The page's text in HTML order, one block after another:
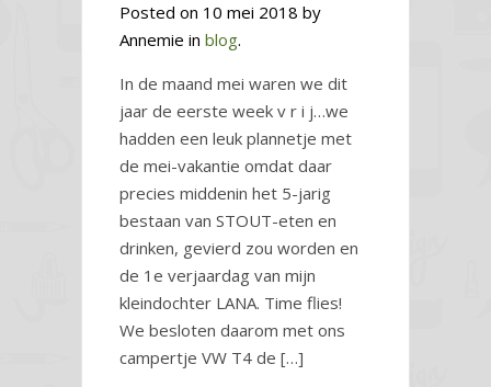
Posted on 10 mei 2018 by
Annemie in blog.
In de maand mei waren we dit
jaar de eerste week v r i j…we
hadden een leuk plannetje met
de mei-vakantie omdat daar
precies middenin het 5-jarig
bestaan van STOUT-eten en
drinken, gevierd zou worden en
de 1e verjaardag van mijn
kleindochter LANA. Time flies!
We besloten daarom met ons
campertje VW T4 de […]